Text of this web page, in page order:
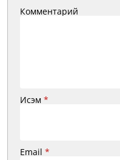
Комментарий
Исэм *
Email *